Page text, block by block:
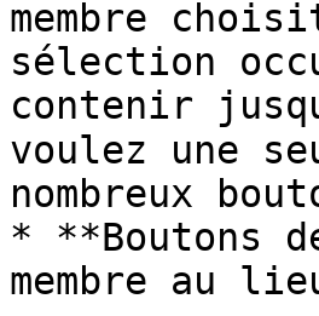
membre
sélection
contenir
voulez une
nombreux
* **Boutons
membre au